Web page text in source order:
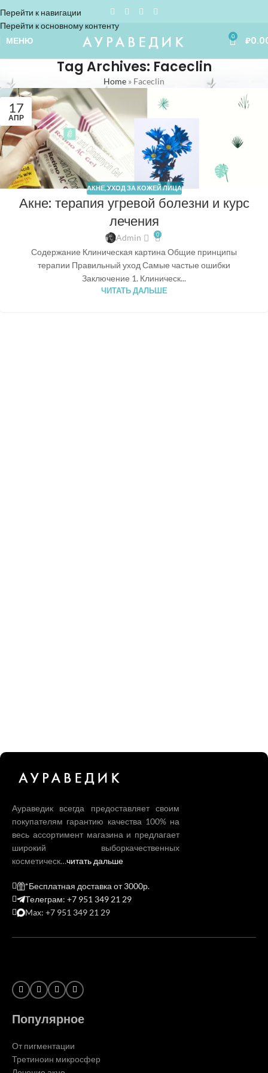
Перейти к навигации
Перейти к основному контенту
МЕНЮ 0 ₽
Tag Archives: Faceclin
Home » Faceclin
17
АПР
АКНЕ,УХОД ЗА КОЖЕЙ ЛИЦА
Акне: терапия угревой болезни и курс
лечения
Admin 0
Содержание Клиническая картина Общие принципы
терапии Правильный уход Самые частые ошибки
Заключение 1. Клиническ...
ЧИТАТЬ ДАЛЬШЕ
Аураведик всегда предоставляет своим
покупателям гарантию качества 100% на
весь ассортимент магазина и предлагает
широкий выборкачественных
косметическ…читать дальше
*Бесплатная доставка от 3000р.
Телеграм: +7 951 349 21 29
Max: +7 951 349 21 29
Популярное
От пигментации
Третиноин микросфер